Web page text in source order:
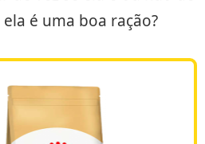
é uma boa ração?